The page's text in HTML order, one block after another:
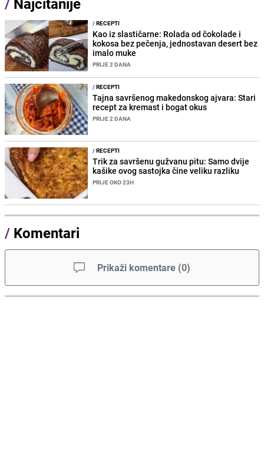
/RECEPTI
Kao iz slastičarne: Rolada od čokolade i
kokosa bez pečenja, jednostavan desert bez
imalo muke
PRIJE 2 DANA
/RECEPTI
Tajna savršenog makedonskog ajvara: Stari
recept za kremast i bogat okus
PRIJE 2 DANA
/RECEPTI
Trik za savršenu gužvanu pitu: Samo dvije
kašike ovog sastojka čine veliku razliku
PRIJE OKO 23H
/ Komentari
Prikaži komentare (0)